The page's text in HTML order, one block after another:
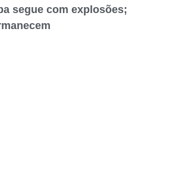
segue com explosões;